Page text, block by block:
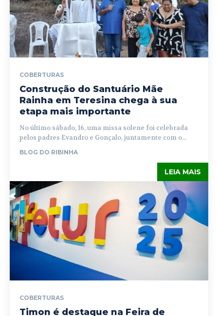
COBERTURAS
Construção do Santuário Mãe
Rainha em Teresina chega à sua
etapa mais importante
No último sábado, 16, uma missa solene foi celebrada
pelos padres Evandro e Gonçalo, juntamente com o...
BLOG DO RIBINHA
LEIA MAIS
COBERTURAS
Timon é destaque na Feira de